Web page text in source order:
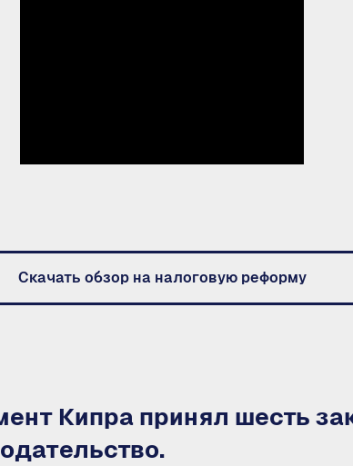
Скачать обзор на налоговую реформу
Кипра принял шесть